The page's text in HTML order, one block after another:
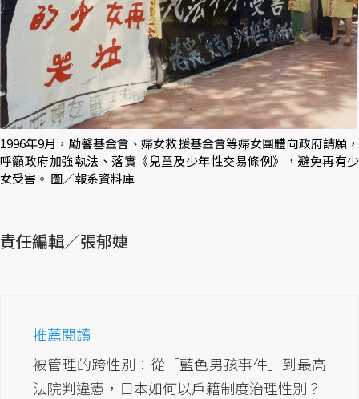
1996年9月，勵馨基金會、婦女救援基金會等婦女團體向政府請願，
呼籲政府加強執法、落實《兒童及少年性交易條例》，避免再有少
女受害。 圖／報系資料庫
責任編輯／張郁婕
推薦閱讀
被管理的跨性別：從「藍色男孩事件」到最高
法院判違憲，日本如何以戶籍制度治理性別？